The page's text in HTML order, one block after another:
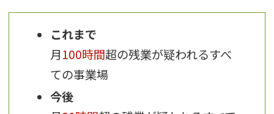
これまで
月100時間超の残業が疑われるすべ
ての事業場
今後